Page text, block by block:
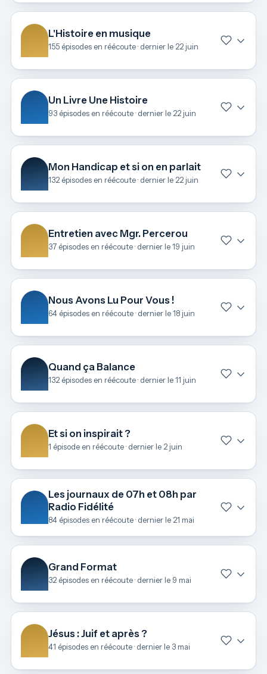
L'Histoire en musique
155 épisodes en réécoute · dernier le 22 juin
Un Livre Une Histoire
93 épisodes en réécoute · dernier le 22 juin
Mon Handicap et si on en parlait
132 épisodes en réécoute · dernier le 22 juin
Entretien avec Mgr. Percerou
37 épisodes en réécoute · dernier le 19 juin
Nous Avons Lu Pour Vous !
64 épisodes en réécoute · dernier le 18 juin
Quand ça Balance
132 épisodes en réécoute · dernier le 11 juin
Et si on inspirait ?
1 épisode en réécoute · dernier le 2 juin
Les journaux de 07h et 08h par
Radio Fidélité
84 épisodes en réécoute · dernier le 21 mai
Grand Format
32 épisodes en réécoute · dernier le 9 mai
Jésus : Juif et après ?
41 épisodes en réécoute · dernier le 3 mai